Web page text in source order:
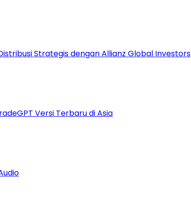
Strategis dengan Allianz Global Investors
Versi Terbaru di Asia